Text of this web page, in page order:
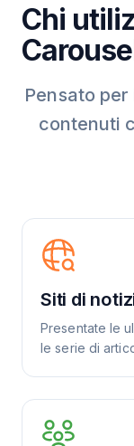
Chi
Pensato
contenuti
Siti di
Presentate le
le serie di